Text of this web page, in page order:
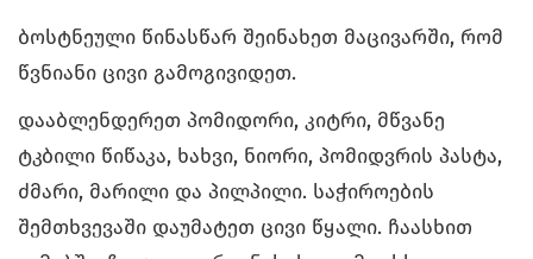
ბოსტნეული წინასწარ შეინახეთ მაცივარში, რომ
წვნიანი ცივი გამოგივიდეთ.
დააბლენდერეთ პომიდორი, კიტრი, მწვანე
ტკბილი წიწაკა, ხახვი, ნიორი, პომიდვრის პასტა,
ძმარი, მარილი და პილპილი. საჭიროების
შემთხვევაში დაუმატეთ ცივი წყალი. ჩაასხით